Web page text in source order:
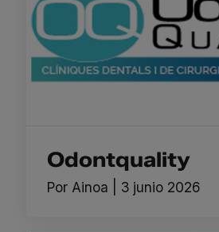
Odontquality
Por Ainoa 3 junio 2026